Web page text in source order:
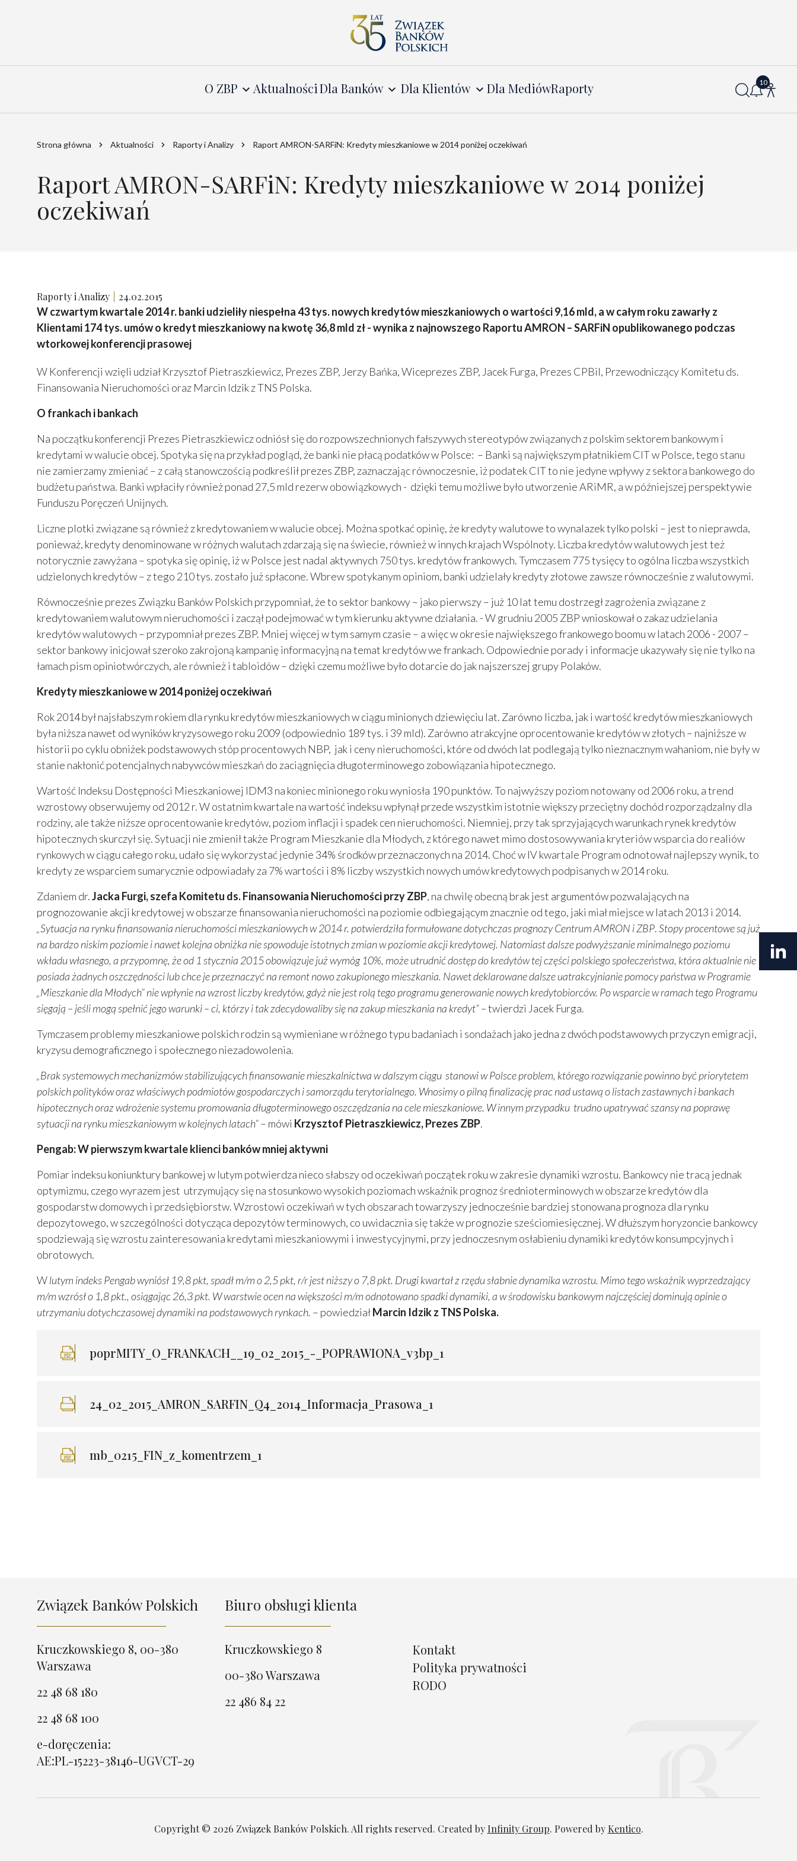
O ZBP AktualnościDla Banków Dla Klientów Dla MediówRaporty
Strona główna Aktualności Raporty i Analizy Raport AMRON-SARFiN: Kredyty mieszkaniowe w 2014 poniżej oczekiwań
Raport AMRON-SARFiN: Kredyty mieszkaniowe w 2014 poniżej
oczekiwań
Raporty i Analizy 24.02.2015
W czwartym kwartale 2014 r. banki udzieliły niespełna 43 tys. nowych kredytów mieszkaniowych o wartości 9,16 mld, a w całym roku zawarły z
Klientami 174 tys. umów o kredyt mieszkaniowy na kwotę 36,8 mld zł -wynika z najnowszego Raportu AMRON – SARFiN opublikowanego podczas
wtorkowej konferencji prasowej
W Konferencji wzięli udział Krzysztof Pietraszkiewicz, Prezes ZBP, Jerzy Bańka, Wiceprezes ZBP, Jacek Furga, Prezes CPBiI, Przewodniczący Komitetu ds.
Finansowania Nieruchomości oraz Marcin Idzik z TNS Polska.
O frankach i bankach
Na początku konferencji Prezes Pietraszkiewicz odniósł się do rozpowszechnionych fałszywych stereotypów związanych z polskim sektorem bankowym i
kredytami w walucie obcej. Spotyka się na przykład pogląd, że banki nie płacą podatków w Polsce: – Banki są największym płatnikiem CIT w Polsce, tego stanu
nie zamierzamy zmieniać – z całą stanowczością podkreślił prezes ZBP, zaznaczając równoczesnie, iż podatek CIT to nie jedyne wpływy z sektora bankowego do
budżetu państwa. Banki wpłaciły również ponad 27,5 mld rezerw obowiązkowych - dzięki temu możliwe było utworzenie ARiMR, a w późniejszej perspektywie
Funduszu Poręczeń Unijnych.
Liczne plotki związane są również z kredytowaniem w walucie obcej. Można spotkać opinię, że kredyty walutowe to wynalazek tylko polski – jest to nieprawda,
ponieważ, kredyty denominowane w różnych walutach zdarzają się na świecie, również w innych krajach Wspólnoty. Liczba kredytów walutowych jest też
notorycznie zawyżana – spotyka się opinię, iż w Polsce jest nadal aktywnych 750 tys. kredytów frankowych. Tymczasem 775 tysięcy to ogólna liczba wszystkich
udzielonych kredytów – z tego 210 tys. zostało już spłacone. Wbrew spotykanym opiniom, banki udzielały kredyty złotowe zawsze równocześnie z walutowymi.
Równocześnie prezes Związku Banków Polskich przypomniał, że to sektor bankowy – jako pierwszy – już 10 lat temu dostrzegł zagrożenia związane z
kredytowaniem walutowym nieruchomości i zaczął podejmować w tym kierunku aktywne działania. - W grudniu 2005 ZBP wnioskował o zakaz udzielania
kredytów walutowych – przypomniał prezes ZBP. Mniej więcej w tym samym czasie – a więc w okresie największego frankowego boomu w latach 2006 - 2007 –
sektor bankowy inicjował szeroko zakrojoną kampanię informacyjną na temat kredytów we frankach. Odpowiednie porady i informacje ukazywały się nie tylko na
łamach pism opiniotwórczych, ale również i tabloidów – dzięki czemu możliwe było dotarcie do jak najszerszej grupy Polaków.
Kredyty mieszkaniowe w 2014 poniżej oczekiwań
Rok 2014 był najsłabszym rokiem dla rynku kredytów mieszkaniowych w ciągu minionych dziewięciu lat. Zarówno liczba, jak i wartość kredytów mieszkaniowych
była niższa nawet od wyników kryzysowego roku 2009 (odpowiednio 189 tys. i 39 mld). Zarówno atrakcyjne oprocentowanie kredytów w złotych – najniższe w
historii po cyklu obniżek podstawowych stóp procentowych NBP, jak i ceny nieruchomości, które od dwóch lat podlegają tylko nieznacznym wahaniom, nie były w
stanie nakłonić potencjalnych nabywców mieszkań do zaciągnięcia długoterminowego zobowiązania hipotecznego.
Wartość Indeksu Dostępności Mieszkaniowej IDM3 na koniec minionego roku wyniosła 190 punktów. To najwyższy poziom notowany od 2006 roku, a trend
wzrostowy obserwujemy od 2012 r. W ostatnim kwartale na wartość indeksu wpłynął przede wszystkim istotnie większy przeciętny dochód rozporządzalny dla
rodziny, ale także niższe oprocentowanie kredytów, poziom inflacji i spadek cen nieruchomości. Niemniej, przy tak sprzyjających warunkach rynek kredytów
hipotecznych skurczył się. Sytuacji nie zmienił także Program Mieszkanie dla Młodych, z którego nawet mimo dostosowywania kryteriów wsparcia do realiów
rynkowych w ciągu całego roku, udało się wykorzystać jedynie 34% środków przeznaczonych na 2014. Choć w IV kwartale Program odnotował najlepszy wynik, to
kredyty ze wsparciem sumarycznie odpowiadały za 7% wartości i 8% liczby wszystkich nowych umów kredytowych podpisanych w 2014 roku.
Zdaniem dr.Jacka Furgi, szefa Komitetu ds. Finansowania Nieruchomości przy ZBP, na chwilę obecną brak jest argumentów pozwalających na
prognozowanie akcji kredytowej w obszarze finansowania nieruchomości na poziomie odbiegającym znacznie od tego, jaki miał miejsce w latach 2013 i 2014.
„Sytuacja na rynku finansowania nieruchomości mieszkaniowych w 2014 r. potwierdziła formułowane dotychczas prognozy Centrum AMRON i ZBP.Stopy procentowe są już
na bardzo niskim poziomie i nawet kolejna obniżka nie spowoduje istotnych zmian w poziomie akcji kredytowej. Natomiast dalsze podwyższanie minimalnego poziomu
wkładu własnego, a przypomnę, że od 1 stycznia 2015 obowiązuje już wymóg 10%, może utrudnić dostęp do kredytów tej części polskiego społeczeństwa, która aktualnie nie
posiada żadnych oszczędności lub chce je przeznaczyć na remont nowo zakupionego mieszkania. Nawet deklarowane dalsze uatrakcyjnianie pomocy państwa w Programie
„Mieszkanie dla Młodych” nie wpłynie na wzrost liczby kredytów, gdyż nie jest rolą tego programu generowanie nowych kredytobiorców. Po wsparcie w ramach tego Programu
sięgają – jeśli mogą spełnić jego warunki – ci, którzy i tak zdecydowaliby się na zakup mieszkania na kredyt” –twierdzi Jacek Furga.
Tymczasem problemy mieszkaniowe polskich rodzin są wymieniane w różnego typu badaniach i sondażach jako jedna z dwóch podstawowych przyczyn emigracji,
kryzysu demograficznego i społecznego niezadowolenia.
„Brak systemowych mechanizmów stabilizujących finansowanie mieszkalnictwa w dalszym ciągu stanowi w Polsce problem, którego rozwiązanie powinno być priorytetem
polskich polityków oraz właściwych podmiotów gospodarczych i samorządu terytorialnego. Wnosimy o pilną finalizację prac nad ustawą o listach zastawnych i bankach
hipotecznych oraz wdrożenie systemu promowania długoterminowego oszczędzania na cele mieszkaniowe. W innym przypadku trudno upatrywać szansy na poprawę
sytuacji na rynku mieszkaniowym w kolejnych latach”– mówi Krzysztof Pietraszkiewicz, Prezes ZBP.
Pengab: W pierwszym kwartale klienci banków mniej aktywni
Pomiar indeksu koniunktury bankowej w lutym potwierdza nieco słabszy od oczekiwań początek roku w zakresie dynamiki wzrostu. Bankowcy nie tracą jednak
optymizmu, czego wyrazem jest utrzymujący się na stosunkowo wysokich poziomach wskaźnik prognoz średnioterminowych w obszarze kredytów dla
gospodarstw domowych i przedsiębiorstw. Wzrostowi oczekiwań w tych obszarach towarzyszy jednocześnie bardziej stonowana prognoza dla rynku
depozytowego, w szczególności dotycząca depozytów terminowych, co uwidacznia się także w prognozie sześciomiesięcznej. W dłuższym horyzoncie bankowcy
spodziewają się wzrostu zainteresowania kredytami mieszkaniowymi i inwestycyjnymi, przy jednoczesnym osłabieniu dynamiki kredytów konsumpcyjnych i
obrotowych.
Wlutym indeks Pengab wyniósł 19,8 pkt, spadł m/m o 2,5 pkt, r/r jest niższy o 7,8 pkt. Drugi kwartał z rzędu słabnie dynamika wzrostu. Mimo tego wskaźnik wyprzedzający
m/m wzrósł o 1,8 pkt., osiągając 26,3 pkt. W warstwie ocen na większości m/m odnotowano spadki dynamiki, a w środowisku bankowym najczęściej dominują opinie o
utrzymaniu dotychczasowej dynamiki na podstawowych rynkach. – powiedziałMarcin Idzik z TNS Polska.
poprMITY_O_FRANKACH__19_02_2015_-_POPRAWIONA_v3bp_1
24_02_2015_AMRON_SARFIN_Q4_2014_Informacja_Prasowa_1
mb_0215_FIN_z_komentrzem_1
Związek Banków Polskich
Kruczkowskiego 8, 00-380
Warszawa
22 48 68 180
22 48 68 100
e-doręczenia:
AE:PL-15223-38146-UGVCT-29
Biuro obsługi klienta
Kruczkowskiego 8
00-380 Warszawa
22 486 84 22
Kontakt
Polityka prywatności
RODO
Copyright © 2026 Związek Banków Polskich. All rights reserved. Created by Infinity Group. Powered by Kentico.